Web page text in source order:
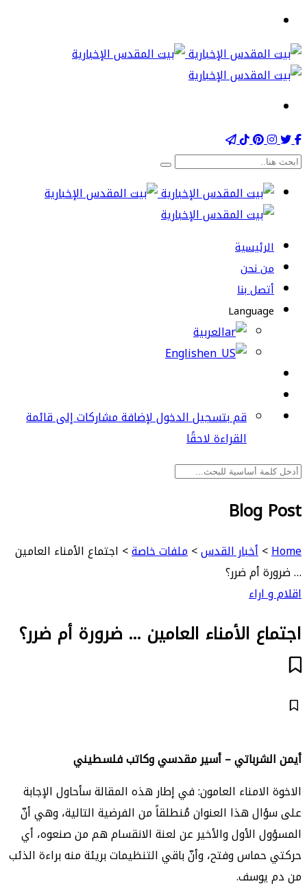
الرئيسية
من نحن
أتصل بنا
Language
العربية
English
قم بتسجيل الدخول لإضافة مشاركات إلى قائمة
القراءة لاحقًا
Blog Post
Home
>أخبار القدس>ملفات خاصة> اجتماع الأمناء العامين
… ضرورة أم ضرر؟
اقلام و اراء
اجتماع الأمناء العامين … ضرورة أم ضرر؟
أيمن الشرباتي – أسير مقدسي وكاتب فلسطيني
الاخوة الامناء العامون: في إطار هذه المقالة سأحاول الإجابة
على سؤال هذا العنوان مُنطلقاً من الفرضية التالية، وهي أنّ
المسؤول الأول والأخير عن لعنة الانقسام هم من صنعوه، أي
حركتي حماس وفتح، وأنّ باقي التنظيمات بريئة منه براءة الذئب
من دم يوسف.